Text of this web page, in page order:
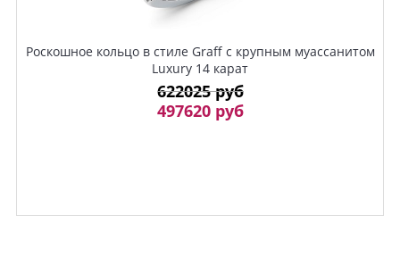
Роскошное кольцо в стиле Graff с крупным муассанитом
Luxury 14 карат
622025 руб
497620 руб